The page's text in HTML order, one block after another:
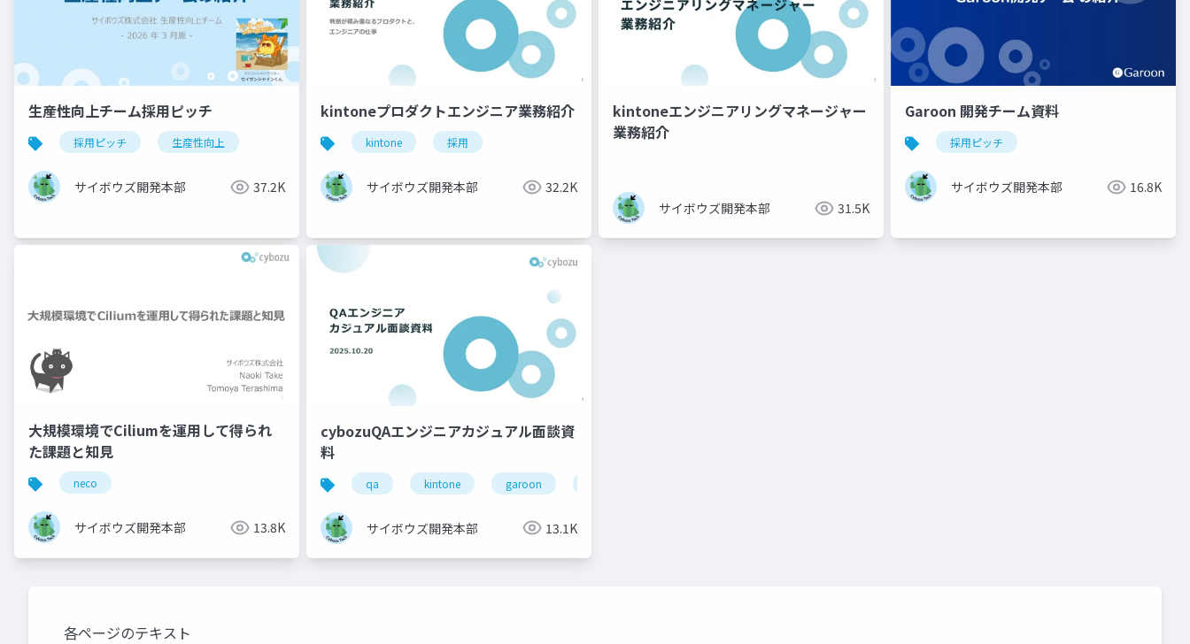
生産性向上チーム採用ピッチ
採用ピッチ 生産性向上
サイボウズ開発本部 37.2K
kintoneプロダクトエンジニア業務紹介
kintone 採用
サイボウズ開発本部 32.2K
kintoneエンジニアリングマネージャー
業務紹介
サイボウズ開発本部 31.5K
Garoon 開発チーム資料
採用ピッチ
サイボウズ開発本部 16.8K
大規模環境でCiliumを運用して得られ
た課題と知見
neco
サイボウズ開発本部 13.8K
cybozuQAエンジニアカジュアル面談資
料
qa kintone garoon
サイボウズ開発本部 13.1K
各ページのテキスト